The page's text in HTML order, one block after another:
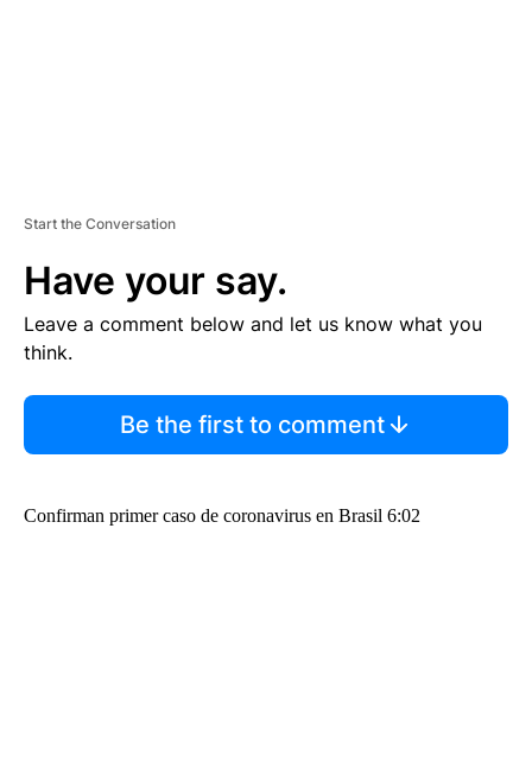
Start the Conversation
Have your say.
Leave a comment below and let us know what you
think.
Be the first to comment
Confirman primer caso de coronavirus en Brasil 6:02